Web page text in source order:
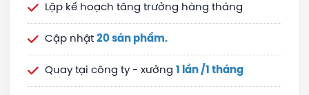
Lập kế hoạch tăng trưởng hàng tháng
Cập nhật 20 sản phẩm.
Quay tại công ty - xưởng 1 lần /1 tháng